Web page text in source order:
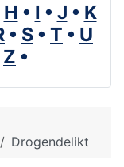
H • I • J • K
• S • T • U
Z •
Drogendelikt